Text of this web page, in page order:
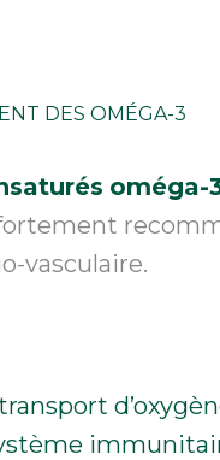
DES OMÉGA-3
oméga-
vasculaire.